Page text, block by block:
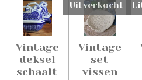
Vintage
deksel
schaalt
Uitverkocht
Vintage
set
vissen